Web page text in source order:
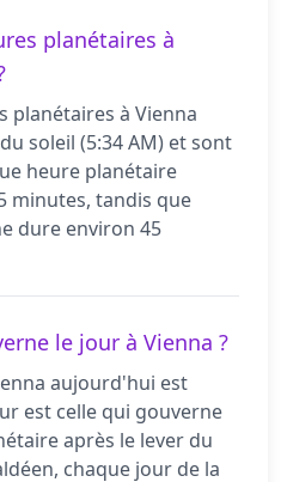
planétaires à
planétaires à Vienna
soleil (5:34 AM) et sont
heure planétaire
minutes, tandis que
dure environ 45
le jour à Vienna ?
aujourd'hui est
est celle qui gouverne
après le lever du
chaque jour de la